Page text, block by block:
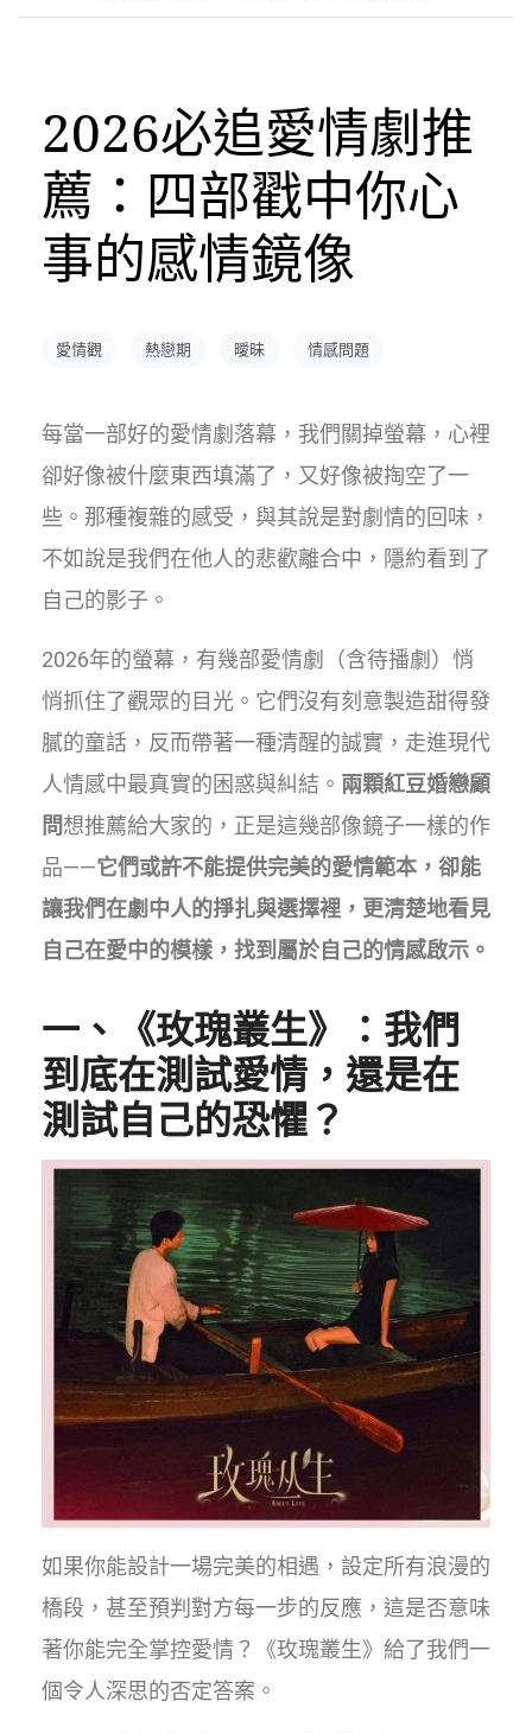
2026必追愛情劇推
薦：四部戳中你心
事的感情鏡像
愛情觀 熱戀期 曖昧 情感問題
每當一部好的愛情劇落幕，我們關掉螢幕，心裡
卻好像被什麼東西填滿了，又好像被掏空了一
些。那種複雜的感受，與其說是對劇情的回味，
不如說是我們在他人的悲歡離合中，隱約看到了
自己的影子。
2026年的螢幕，有幾部愛情劇（含待播劇）悄
悄抓住了觀眾的目光。它們沒有刻意製造甜得發
膩的童話，反而帶著一種清醒的誠實，走進現代
人情感中最真實的困惑與糾結。 兩顆紅豆婚戀顧
問想推薦給大家的，正是這幾部像鏡子一樣的作
品——它們或許不能提供完美的愛情範本，卻能
讓我們在劇中人的掙扎與選擇裡，更清楚地看見
自己在愛中的模樣，找到屬於自己的情感啟示。
一、《玫瑰叢生》：我們
到底在測試愛情，還是在
測試自己的恐懼？
如果你能設計一場完美的相遇，設定所有浪漫的
橋段，甚至預判對方每一步的反應，這是否意味
著你能完全掌控愛情？《玫瑰叢生》給了我們一
個令人深思的否定答案。